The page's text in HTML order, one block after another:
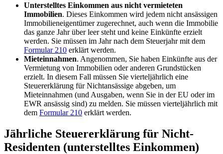
Unterstelltes Einkommen aus nicht vermieteten
Immobilien. Dieses Einkommen wird jedem nicht ansässigen
Immobilieneigentümer zugerechnet, auch wenn die Immobilie
das ganze Jahr über leer steht und keine Einkünfte erzielt
werden. Sie müssen im Jahr nach dem Steuerjahr mit dem
Formular 210 erklärt werden.
Mieteinnahmen. Angenommen, Sie haben Einkünfte aus der
Vermietung von Immobilien oder anderen Grundstücken
erzielt. In diesem Fall müssen Sie vierteljährlich eine
Steuererklärung für Nichtansässige abgeben, um
Mieteinnahmen (und Ausgaben, wenn Sie in der EU oder im
EWR ansässig sind) zu melden. Sie müssen vierteljährlich mit
dem Formular 210 erklärt werden.
Jährliche Steuererklärung für Nicht-
Residenten (unterstelltes Einkommen)